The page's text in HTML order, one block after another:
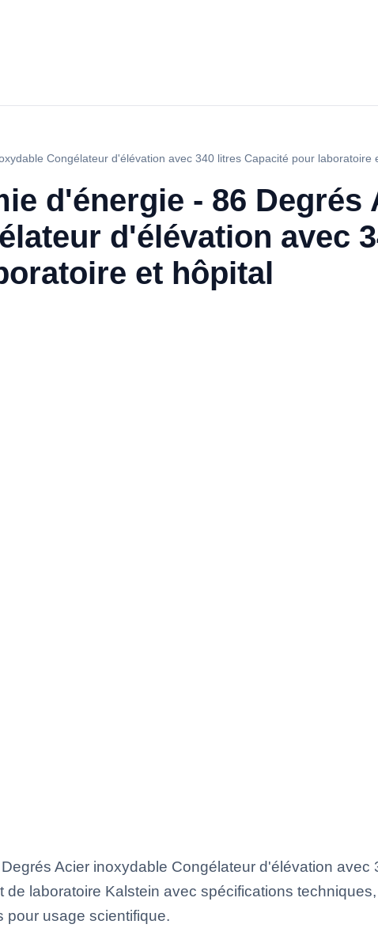
Congélateur d'élévation avec 340 litres Capacité pour laboratoire
d'énergie - 86 Degrés
d'élévation avec
et hôpital
Acier inoxydable Congélateur d'élévation avec
laboratoire Kalstein avec spécifications
pour usage scientifique.